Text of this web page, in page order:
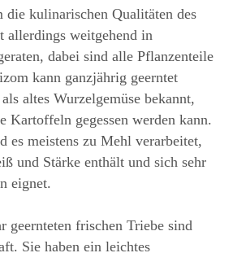
die kulinarischen Qualitäten des
allerdings weitgehend in
dabei sind alle Pflanzenteile
kann ganzjährig geerntet
altes Wurzelgemüse bekannt,
Kartoffeln gegessen werden kann.
es meistens zu Mehl verarbeitet,
und Stärke enthält und sich sehr
eignet.
geernteten frischen Triebe sind
Sie haben ein leichtes